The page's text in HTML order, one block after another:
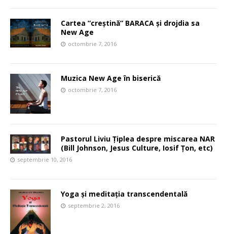
Cartea “creștină” BARACA și drojdia sa
New Age
octombrie 7, 2016
Muzica New Age în biserică
octombrie 7, 2016
Pastorul Liviu Țiplea despre miscarea NAR
(Bill Johnson, Jesus Culture, Iosif Țon, etc)
septembrie 10, 2016
Yoga și meditația transcendentală
septembrie 2, 2016